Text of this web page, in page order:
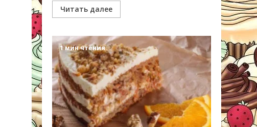
Читать далее
1 мин чтения